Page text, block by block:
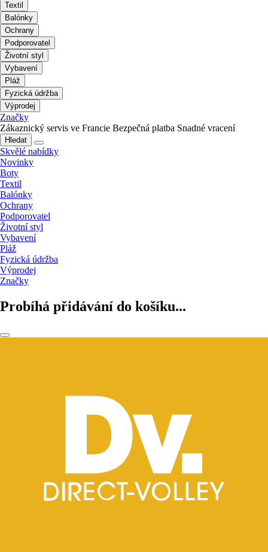
Textil
Balónky
Ochrany
Podporovatel
Životní styl
Vybavení
Pláž
Fyzická údržba
Výprodej
Značky
Zákaznický servis ve Francie Bezpečná platba Snadné vracení
Hledat
Skvělé nabídky
Novinky
Boty
Textil
Balónky
Ochrany
Podporovatel
Životní styl
Vybavení
Pláž
Fyzická údržba
Výprodej
Značky
Probíhá přidávání do košíku...